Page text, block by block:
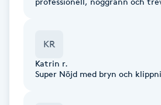
KR
Katrin r.
Super Nöjd med bryn och